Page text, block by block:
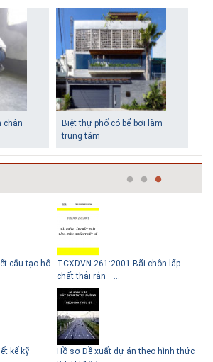
chân
Biệt thự phố có bể bơi làm
trung tâm
tầng ít
Lý do nên sử dụng gạch block
cấu tạo hố
kế kỹ
TCXDVN 261:2001 Bãi chôn lấp
chất thải rắn –...
Hồ sơ Đề xuất dự án theo hình thức